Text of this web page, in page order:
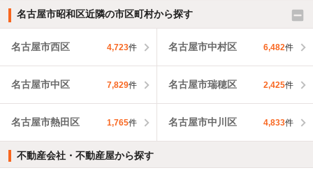
名古屋市昭和区近隣の市区町村から探す
名古屋市西区 4,723件 名古屋市中村区 6,482件
名古屋市中区 7,829件 名古屋市瑞穂区 2,425件
名古屋市熱田区 1,765件 名古屋市中川区 4,833件
不動産会社・不動産屋から探す